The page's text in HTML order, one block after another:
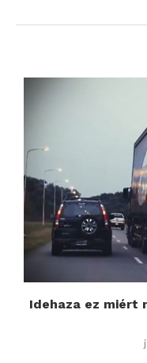
Idehaza ez miért